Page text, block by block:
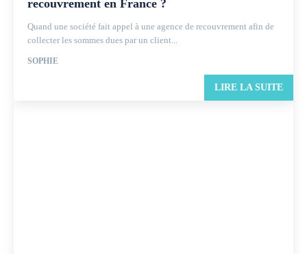
recouvrement en France ?
Quand une société fait appel à une agence de recouvrement afin de
collecter les sommes dues par un client...
SOPHIE
LIRE LA SUITE